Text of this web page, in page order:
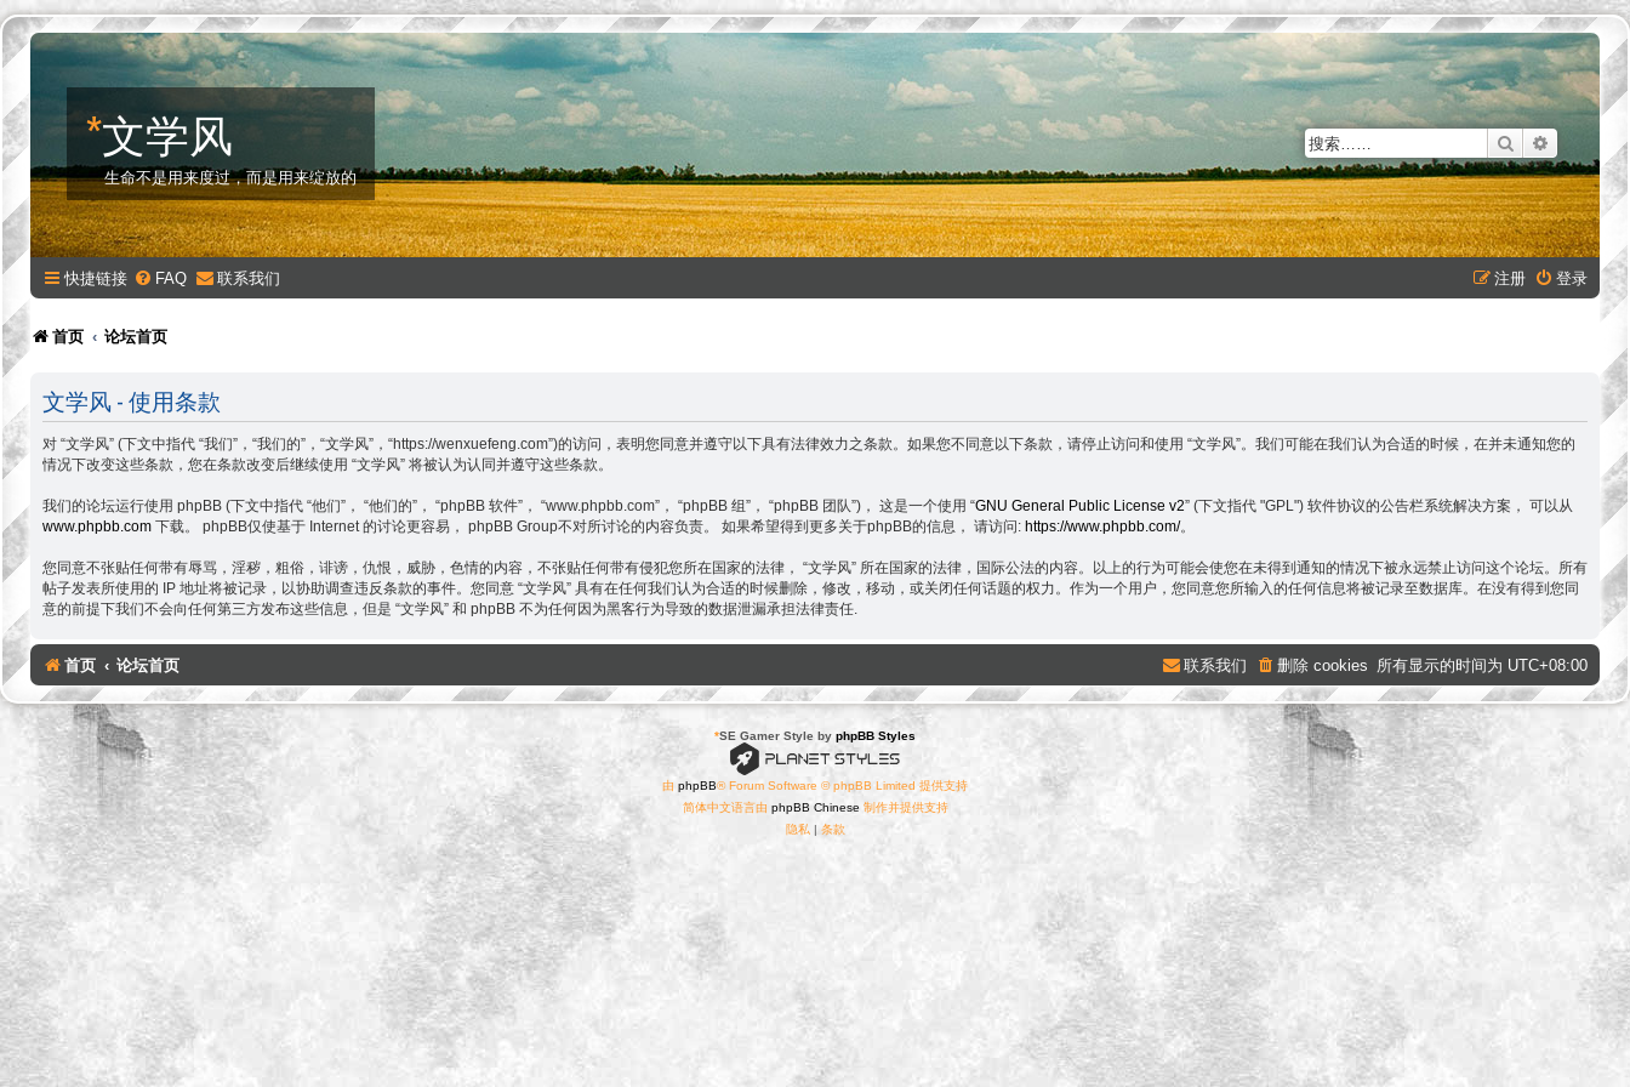
*文学风
生命不是用来度过，而是用来绽放的
搜索
快捷链接 FAQ 联系我们 登录
注册
首页 论坛首页
文学风 - 使用条款
对 “文学风” (下文中指代 “我们”，“我们的”，“文学风”，“https://wenxuefeng.com”)的访问，表明您同意并遵守以下具有法律效力之条款。如果您不同意以下条款，请停止访问和使用 “文学风”。我们可能在我们认为合适的时候，在并未通知您的
情况下改变这些条款，您在条款改变后继续使用 “文学风” 将被认为认同并遵守这些条款。
我们的论坛运行使用 phpBB (下文中指代 “他们”， “他们的”， “phpBB 软件”， “www.phpbb.com”， “phpBB 组”， “phpBB 团队”)， 这是一个使用 “GNU General Public License v2” (下文指代 "GPL") 软件协议的公告栏系统解决方案， 可以从
www.phpbb.com 下载。 phpBB仅使基于 Internet 的讨论更容易， phpBB Group不对所讨论的内容负责。 如果希望得到更多关于phpBB的信息， 请访问: https://www.phpbb.com/。
您同意不张贴任何带有辱骂，淫秽，粗俗，诽谤，仇恨，威胁，色情的内容，不张贴任何带有侵犯您所在国家的法律， “文学风” 所在国家的法律，国际公法的内容。以上的行为可能会使您在未得到通知的情况下被永远禁止访问这个论坛。所有
帖子发表所使用的 IP 地址将被记录，以协助调查违反条款的事件。您同意 “文学风” 具有在任何我们认为合适的时候删除，修改，移动，或关闭任何话题的权力。作为一个用户，您同意您所输入的任何信息将被记录至数据库。在没有得到您同
意的前提下我们不会向任何第三方发布这些信息，但是 “文学风” 和 phpBB 不为任何因为黑客行为导致的数据泄漏承担法律责任.
首页 论坛首页 所有显示的时间为 UTC+08:00
删除 cookies
联系我们
*SE Gamer Style by phpBB Styles
由 phpBB® Forum Software © phpBB Limited 提供支持
简体中文语言由 phpBB Chinese制作并提供支持
隐私 | 条款